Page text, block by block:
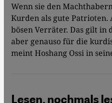
Wenn sie den
Kurden als gute Patrioten.
bösen Verräter. Das gilt in
aber genauso für die
meint Hoshang Ossi in
Lesen, nochmals